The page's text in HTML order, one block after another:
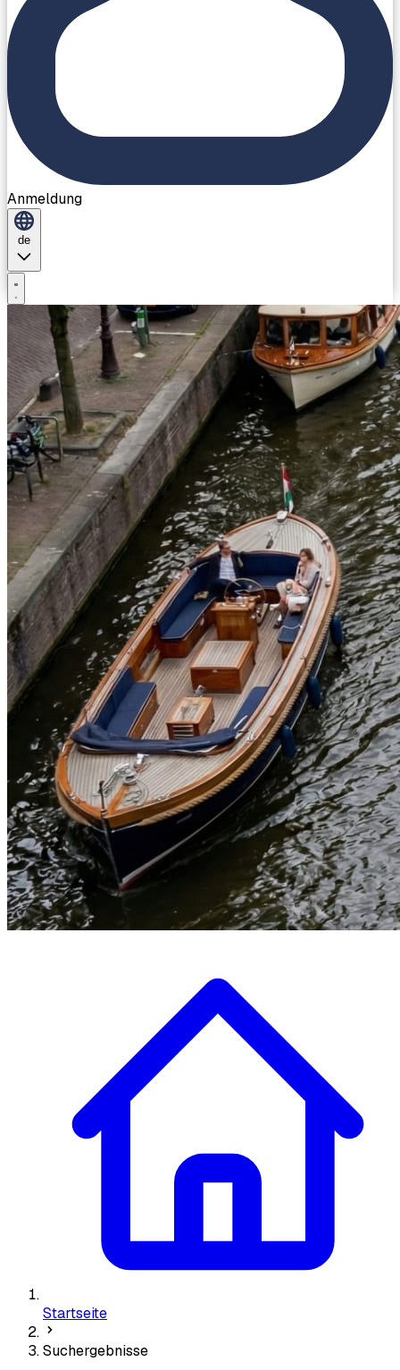
Anmeldung
de
Startseite
Suchergebnisse